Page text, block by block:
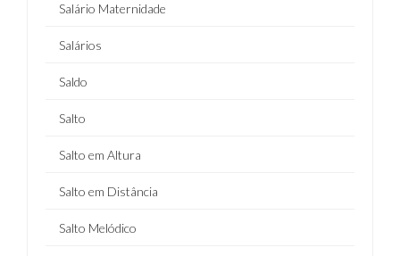
Salário Maternidade
Salários
Saldo
Salto
Salto em Altura
Salto em Distância
Salto Melódico